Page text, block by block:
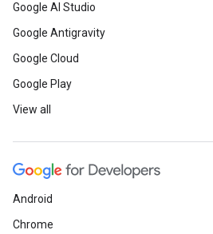
Google AI Studio
Google Antigravity
Google Cloud
Google Play
View all
Android
Chrome